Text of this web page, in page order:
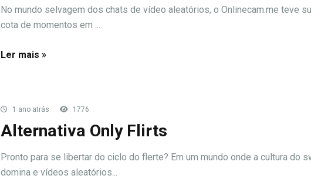
No mundo selvagem dos chats de vídeo aleatórios, o Onlinecam.me teve
cota de momentos em ...
Ler mais »
1 ano atrás 1776
Alternativa Only Flirts
Pronto para se libertar do ciclo do flerte? Em um mundo onde a cultura do
domina e vídeos aleatórios...